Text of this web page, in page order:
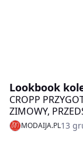
Lookbook
CROPP
ZIMOWY,
ZIMOWEJ
WSZYSTKIM TE
MODAIJA.PL13